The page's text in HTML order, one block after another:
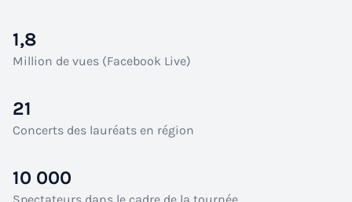
1,8
Million de vues (Facebook Live)
21
Concerts des lauréats en région
10 000